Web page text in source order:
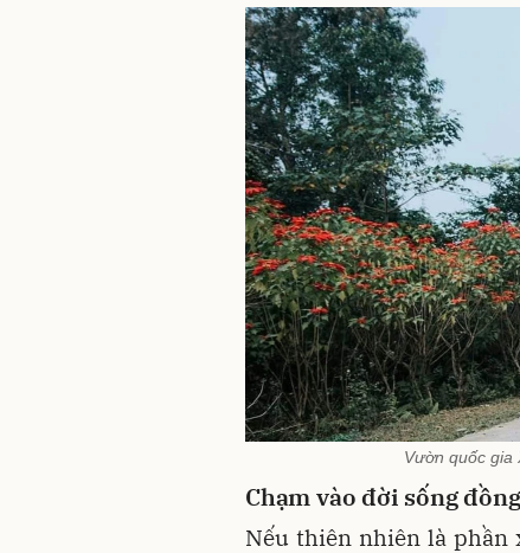
Vườn quốc gia
Chạm vào đời sống
Nếu thiên nhiên là phần